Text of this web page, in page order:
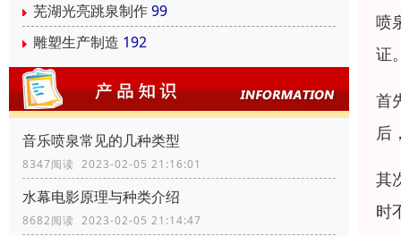
芜湖光亮跳泉制作99
雕塑生产制造 192
音乐喷泉常见的几种类型
8347阅读 2023-02-05 21:16:01
水幕电影原理与种类介绍
8682阅读 2023-02-05 21:14:47
喷
证
首
后
其
时